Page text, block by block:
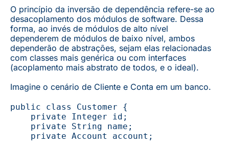
O princípio da inversão de dependência refere-se ao
desacoplamento dos módulos de software. Dessa
forma, ao invés de módulos de alto nível
dependerem de módulos de baixo nível, ambos
dependerão de abstrações, sejam elas relacionadas
com classes mais genérica ou com interfaces
(acoplamento mais abstrato de todos, e o ideal).
Imagine o cenário de Cliente e Conta em um banco.
public class Customer {
    private Integer id;
    private String name;
    private Account account;